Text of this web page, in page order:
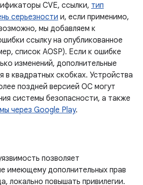
CVE, ссылки, тип
серьезности и, если применимо,
мы добавляем к
ссылку на опубликованное
список AOSP). Если к ошибке
изменений, дополнительные
в квадратных скобках. Устройства
поздней версией ОС могут
системы безопасности, а также
через Google Play.
позволяет
имеющему дополнительных прав
локально повышать привилегии.